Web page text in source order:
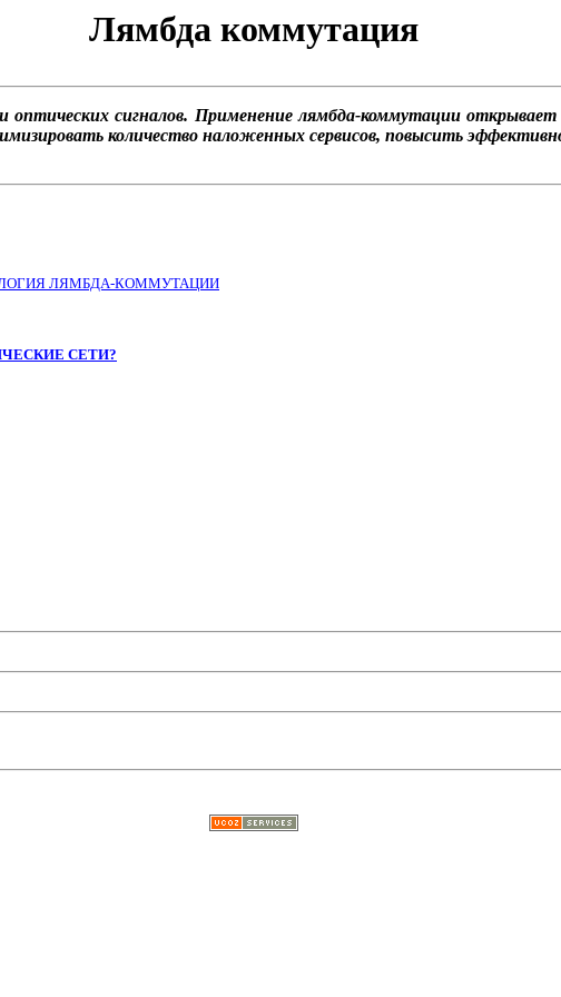
Лямбда коммутация
оптических сигналов. Применение лямбда-коммутации
количество наложенных сервисов, повысить
ЛЯМБДА-КОММУТАЦИИ
СЕТИ?